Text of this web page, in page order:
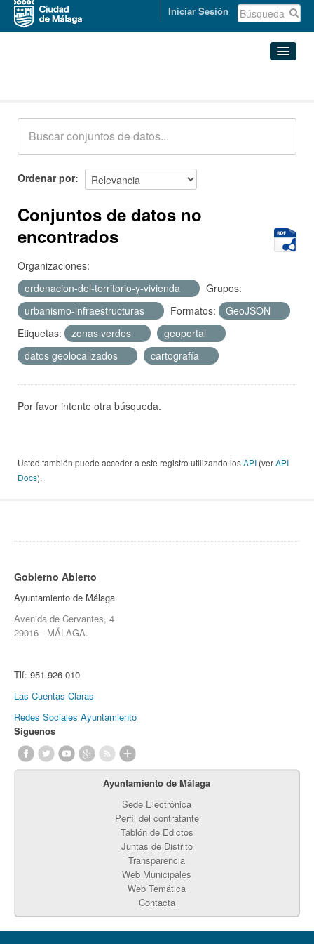
Iniciar Sesión
Acerca de
Ordenar por
Conjuntos de datos no
encontrados
Organizaciones:
ordenacion-del-territorio-y-vivienda
Grupos:
urbanismo-infraestructuras
Formatos:
GeoJSON
Etiquetas:
zonas verdes
geoportal
datos geolocalizados
cartografía
Por favor intente otra búsqueda.
Usted también puede acceder a este registro utilizando losAPI (verAPI
Docs).
Gobierno Abierto
Ayuntamiento de Málaga
Avenida de Cervantes, 4
29016 - MÁLAGA.
Tlf: 951 926 010
Las Cuentas Claras
Redes Sociales Ayuntamiento
Síguenos
Ayuntamiento de Málaga
Sede Electrónica
Perfil del contratante
Tablón de Edictos
Juntas de Distrito
Transparencia
Web Municipales
Web Temática
Contacta